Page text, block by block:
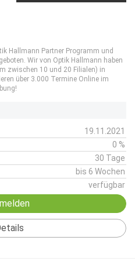
Hallmann Partner Programm und
Wir von Optik Hallmann haben
zwischen 10 und 20 Filialen) in
über 3.000 Termine Online im
19.11.2021
0 %
30 Tage
bis 6 Wochen
verfügbar